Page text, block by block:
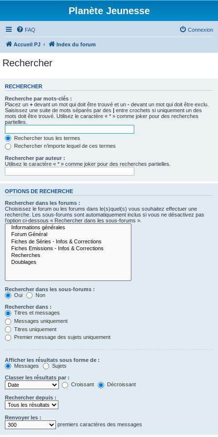
Planète Jeunesse
FAQ Connexion
Accueil PJ Index du forum
Rechercher
RECHERCHER
Recherche par mots-clés :
Placez un + devant un mot qui doit être trouvé et un - devant un mot qui doit être exclu.
Saisissez une suite de mots séparés par des | entre crochets si uniquement un des
mots doit être trouvé. Utilisez le caractère « * » comme joker pour des recherches
partielles.
Rechercher tous les termes
Rechercher n’importe lequel de ces termes
Rechercher par auteur :
Utilisez le caractère « * » comme joker pour des recherches partielles.
OPTIONS DE RECHERCHE
Rechercher dans les forums :
Choisissez le forum ou les forums dans le(s)quel(s) vous souhaitez effectuer une
recherche. Les sous-forums sont automatiquement inclus si vous ne désactivez pas
l’option ci-dessous « Rechercher dans les sous-forums ».
Rechercher dans les sous-forums :
Oui
Non
Rechercher dans :
Titres et messages
Messages uniquement
Titres uniquement
Premier message des sujets uniquement
Afficher les résultats sous forme de :
Messages
Sujets
Classer les résultats par :
Croissant
Décroissant
Rechercher depuis :
Renvoyer les :
premiers caractères des messages